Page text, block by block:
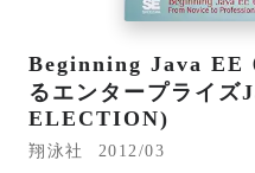
Beginning Java EE
るエンタープライ
ELECTION)
翔泳社
2012/03